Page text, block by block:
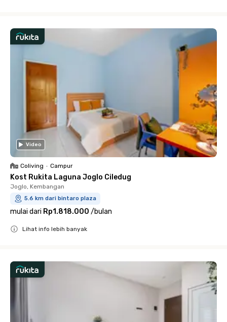
Video
Coliving • Campur
Kost Rukita Laguna Joglo Ciledug
Joglo, Kembangan
5.6 km dari bintaro plaza
mulai dari Rp1.818.000 /bulan
Lihat info lebih banyak